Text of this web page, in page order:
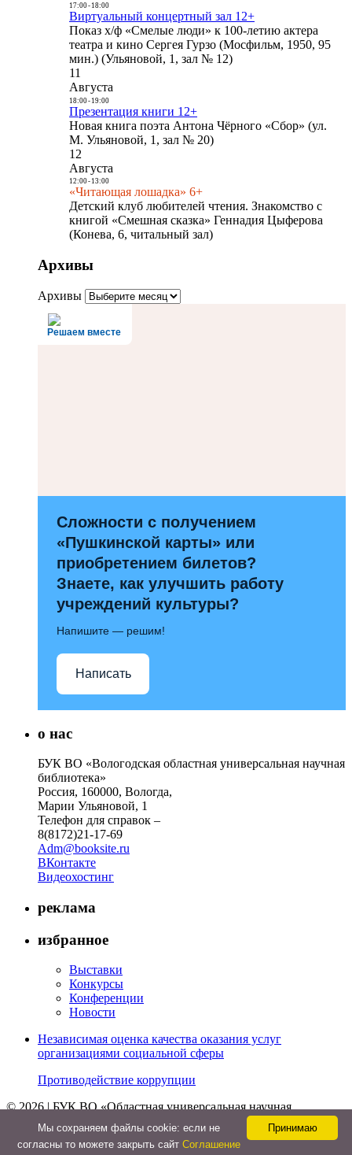
17:00- 18:00
Виртуальный концертный зал 12+
Показ х/ф «Смелые люди» к 100-летию актера
театра и кино Сергея Гурзо (Мосфильм, 1950, 95
мин.) (Ульяновой, 1, зал № 12)
11
Августа
18:00- 19:00
Презентация книги 12+
Новая книга поэта Антона Чёрного «Сбор» (ул.
М. Ульяновой, 1, зал № 20)
12
Августа
12:00- 13:00
«Читающая лошадка» 6+
Детский клуб любителей чтения. Знакомство с
книгой «Смешная сказка» Геннадия Цыферова
(Конева, 6, читальный зал)
Архивы
Архивы
Решаем вместе
Сложности с получением
«Пушкинской карты» или
приобретением билетов?
Знаете, как улучшить работу
учреждений культуры?
Напишите — решим!
Написать
о нас
БУК ВО «Вологодская областная универсальная научная
библиотека»
Россия, 160000, Вологда,
Марии Ульяновой, 1
Телефон для справок –
8(8172)21-17-69
Adm@booksite.ru
ВКонтакте
Видеохостинг
реклама
избранное
Выставки
Конкурсы
Конференции
Новости
Независимая оценка качества оказания услуг
организациями социальной сферы
Противодействие коррупции
© 2026 | БУК ВО «Областная универсальная научная
библиотека»
Принимаю
Мы cохраняем файлы cookie: если не
согласны то можете закрыть сайт Соглашение